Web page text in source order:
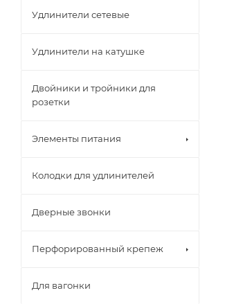
Удлинители сетевые
Удлинители на катушке
Двойники и тройники для
розетки
Элементы питания
Колодки для удлинителей
Дверные звонки
Перфорированный крепеж
Для вагонки